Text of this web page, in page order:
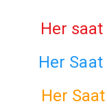
Her saat
Her Saat
Her Saat